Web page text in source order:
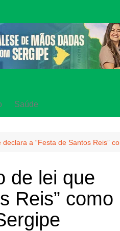
Saúde
a “Festa de Santos Reis”
de lei que
Reis” como